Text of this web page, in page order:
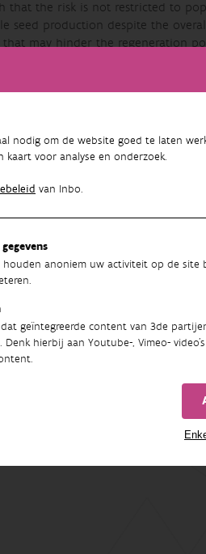
nodig om de website goed te laten
voor analyse en onderzoek.
van Inbo.
houden anoniem uw activiteit op de site
geïntegreerde content van 3de
Denk hierbij aan Youtube-, Vimeo-
that the risk is not restricted to
seed production despite the
that may hinder the regeneration
functioning and community
Bosonderzoek